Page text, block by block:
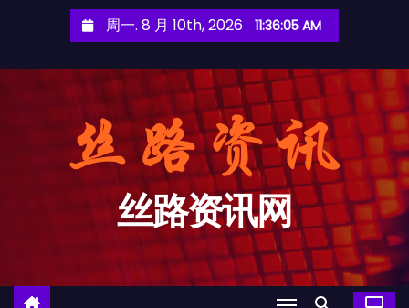
周一. 8 月 10th, 2026 11:36:05 AM
丝路资讯网